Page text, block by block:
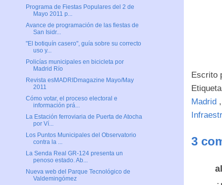
Escrito
Madrid
3
Programa de Fiestas Populares del 2 de
Mayo 2011 p...
Avance de programación de las fiestas de
San Isidr...
"El botiquín casero", guía sobre su correcto
uso y...
Policías municipales en bicicleta por
Madrid Río
Revista esMADRIDmagazine Mayo/May
2011
Cómo votar, el proceso electoral e
información prá...
La Estación ferroviaria de Puerta de Atocha
por Ví...
Los Puntos Municipales del Observatorio
contra la ...
La Senda Real GR-124 presenta un
penoso estado. Ab...
Nueva web del Parque Tecnológico de
Valdemingómez